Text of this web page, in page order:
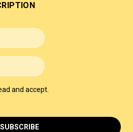
and accept.
SUBSCRIBE